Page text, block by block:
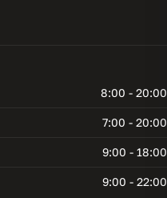
8:00 - 20:00
7:00 - 20:00
9:00 - 18:00
9:00 - 22:00